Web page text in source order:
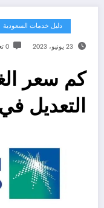
دليل خدمات السعودية
23 يونيو، 2023 0 تعليقات
كم سعر
التعديل في